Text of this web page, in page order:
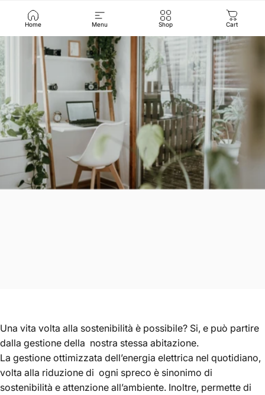
Home Menu Shop Cart
Una vita volta alla sostenibilità è possibile? Si, e può partire
dalla gestione della nostra stessa abitazione.
La gestione ottimizzata dell’energia elettrica nel quotidiano,
volta alla riduzione di ogni spreco è sinonimo di
sostenibilità e attenzione all’ambiente. Inoltre, permette di